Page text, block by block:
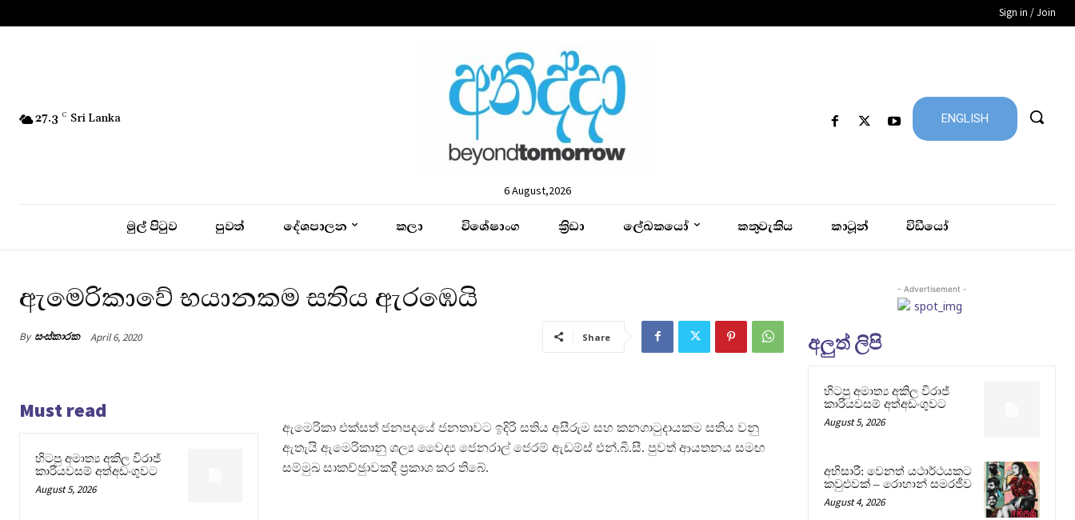
Sign in / Join
27.3 C Sri Lanka
6 August,2026
ENGLISH
මුල් පිටුව පුවත් දේශපාලන කලා විශේෂාංග ක්‍රිඩා ලේඛකයෝ කතුවැකිය කාටූන් විඩීයෝ
ඇමෙරිකාවේ භයානකම සතිය ඇරඹෙයි
By සංස්කාරක April 6, 2020 Share
Must read
හිටපු අමාත්‍ය අකිල විරාජ්
කාරියවසම් අත්අඩංගුවට
August 5, 2026
ඇමෙරිකා එක්සත් ජනපදයේ ජනතාවට ඉදිරි සතිය අසීරුම සහ කනගාටුදායකම සතිය වනු
ඇතැයි ඇමෙරිකානු ශල්‍ය වෛද්‍ය ජෙනරාල් ජෙරම් ඇඩම්ස් එන්.බී.සී. පුවත් ආයතනය සමඟ
සම්මුඛ සාකච්ඡුාවකදී ප‍්‍රකාශ කර තිබේ.
- Advertisement -
අලුත් ලිපි
හිටපු අමාත්‍ය අකිල විරාජ්
කාරියවසම් අත්අඩංගුවට
August 5, 2026
අභිසාරී: වෙනත් යථාර්ථයකට
කවුළුවක් – රොහාන් සමරජීව
August 4, 2026